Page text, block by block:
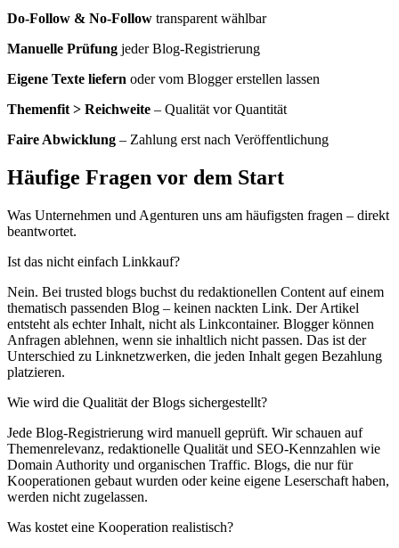
Do-Follow & No-Follow transparent wählbar
Manuelle Prüfung jeder Blog-Registrierung
Eigene Texte liefern oder vom Blogger erstellen lassen
Themenfit > Reichweite – Qualität vor Quantität
Faire Abwicklung – Zahlung erst nach Veröffentlichung
Häufige Fragen vor dem Start
Was Unternehmen und Agenturen uns am häufigsten fragen – direkt
beantwortet.
Ist das nicht einfach Linkkauf?
Nein. Bei trusted blogs buchst du redaktionellen Content auf einem
thematisch passenden Blog – keinen nackten Link. Der Artikel
entsteht als echter Inhalt, nicht als Linkcontainer. Blogger können
Anfragen ablehnen, wenn sie inhaltlich nicht passen. Das ist der
Unterschied zu Linknetzwerken, die jeden Inhalt gegen Bezahlung
platzieren.
Wie wird die Qualität der Blogs sichergestellt?
Jede Blog-Registrierung wird manuell geprüft. Wir schauen auf
Themenrelevanz, redaktionelle Qualität und SEO-Kennzahlen wie
Domain Authority und organischen Traffic. Blogs, die nur für
Kooperationen gebaut wurden oder keine eigene Leserschaft haben,
werden nicht zugelassen.
Was kostet eine Kooperation realistisch?